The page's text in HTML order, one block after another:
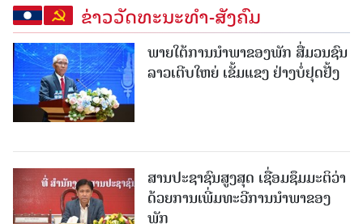
ຂ່າວວັດທະນະທຳ-ສັງຄົມ
ພາຍໃຕ້ການນໍາພາຂອງພັກ ສື່ມວນຊົນ
ລາວເຕີບໃຫຍ່ ເຂັ້ມແຂງ ຢ່າງບໍ່ຢຸດຢັ້ງ
ສານປະຊາຊົນສູງສຸດ ເຊື່ອມຊຶມມະຕິວ່າ
ດ້ວຍການເພີ່ມທະວີການນຳພາຂອງ
ພັກ